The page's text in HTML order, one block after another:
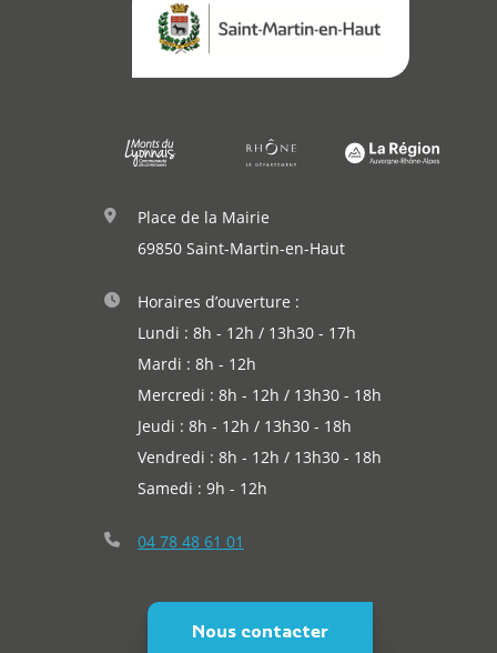
Place de la Mairie
69850 Saint-Martin-en-Haut
Horaires d’ouverture :
Lundi : 8h - 12h / 13h30 - 17h
Mardi : 8h - 12h
Mercredi : 8h - 12h / 13h30 - 18h
Jeudi : 8h - 12h / 13h30 - 18h
Vendredi : 8h - 12h / 13h30 - 18h
Samedi : 9h - 12h
04 78 48 61 01
Nous contacter